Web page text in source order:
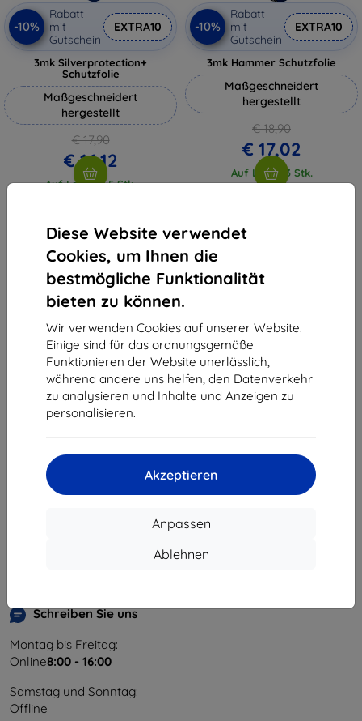
Diese Website verwendet
Cookies, um Ihnen die
bestmögliche Funktionalität
bieten zu können.
Wir verwenden Cookies auf unserer Website.
Einige sind für das ordnungsgemäße
Funktionieren der Website unerlässlich,
während andere uns helfen, den Datenverkehr
zu analysieren und Inhalte und Anzeigen zu
personalisieren.
Akzeptieren
Anpassen
Ablehnen
-10%
Rabatt
mit
Gutschein
EXTRA10
3mk Silverprotection+
Schutzfolie
Maßgeschneidert
hergestellt
€ 17,90
€ 16,12
Auf Lager > 5 Stk.
-10%
Rabatt
mit
Gutschein
EXTRA10
3mk Hammer Schutzfolie
Maßgeschneidert
hergestellt
€ 18,90
€ 17,02
Auf Lager 3 Stk.
vom ganzen
Shield-Sk s.r.o.
Unternehmens-ID:
46701494
USt-IdNr.:SK2023549671
Schreiben Sie uns
Montag bis Freitag:
Online8:00 - 16:00
Samstag und Sonntag:
Offline